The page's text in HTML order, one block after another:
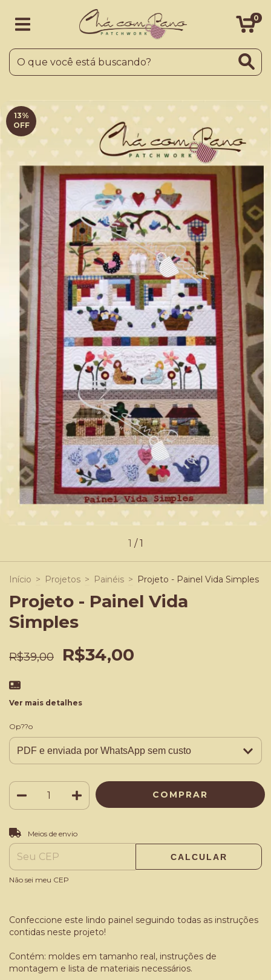
0
13%
OFF
1 /1
Início > Projetos > Painéis > Projeto - Painel Vida Simples
Projeto - Painel Vida
Simples
R$39,00 R$34,00
Ver mais detalhes
Op??o
Entregas para o CEP:
Meios de envio
CALCULAR
Não sei meu CEP
Confeccione este lindo painel seguindo todas as instruções
contidas neste projeto!
Contém: moldes em tamanho real, instruções de
montagem e lista de materiais necessários.